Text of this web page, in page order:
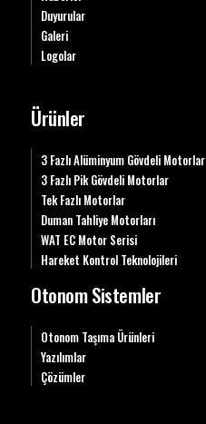
Duyurular
Galeri
Logolar
Ürünler
3 Fazlı Alüminyum Gövdeli Motorlar
3 Fazlı Pik Gövdeli Motorlar
Tek Fazlı Motorlar
Duman Tahliye Motorları
WAT EC Motor Serisi
Hareket Kontrol Teknolojileri
Otonom Sistemler
Otonom Taşıma Ürünleri
Yazılımlar
Çözümler